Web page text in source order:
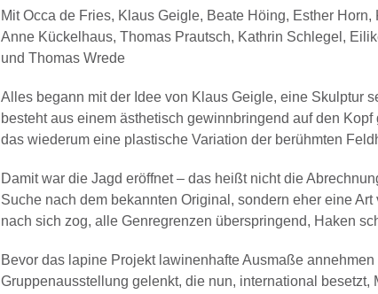
Mit Occa de Fries, Klaus Geigle, Beate Höing, Esther
Anne Kückelhaus, Thomas Prautsch, Kathrin Schlegel,
und Thomas Wrede
Alles begann mit der Idee von Klaus Geigle, eine Skulptur
besteht aus einem ästhetisch gewinnbringend auf den
das wiederum eine plastische Variation der berühmten
Damit war die Jagd eröffnet – das heißt nicht die
Suche nach dem bekannten Original, sondern eher eine
nach sich zog, alle Genregrenzen überspringend, Haken
Bevor das lapine Projekt lawinenhafte Ausmaße
Gruppenausstellung gelenkt, die nun, international